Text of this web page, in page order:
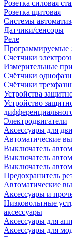
Розетка силовая
Розетка щитовая
Системы
Датчики/сенсоры
Реле
Программируемые
Счетчики
Измерительные
Счётчики
Счётчики
Устройства
Устройство
Электродвигатели
Аксессуары для
Автоматические
Выключатель
Выключатель
Выключатель
Предохранитель
Автоматические
Аксессуары и
Низковольтные
аксессуары
Аксессуары для
Аксессуары для